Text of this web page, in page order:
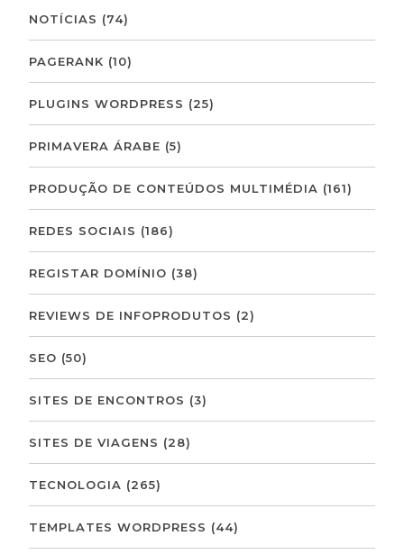
NOTÍCIAS (74)
PAGERANK (10)
PLUGINS WORDPRESS (25)
PRIMAVERA ÁRABE (5)
PRODUÇÃO DE CONTEÚDOS MULTIMÉDIA (161)
REDES SOCIAIS (186)
REGISTAR DOMÍNIO (38)
REVIEWS DE INFOPRODUTOS (2)
SEO (50)
SITES DE ENCONTROS (3)
SITES DE VIAGENS (28)
TECNOLOGIA (265)
TEMPLATES WORDPRESS (44)